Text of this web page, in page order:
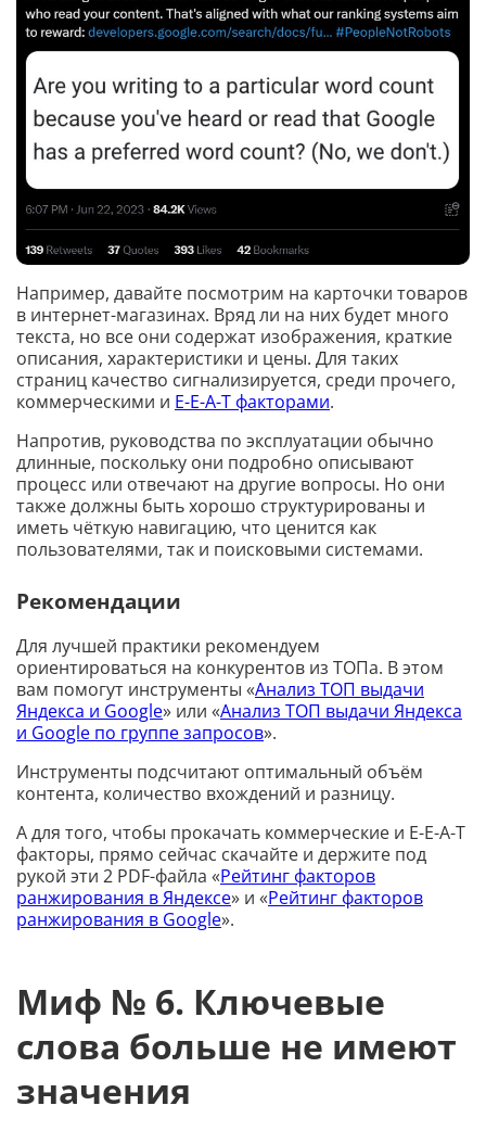
Например, давайте посмотрим на карточки товаров
в интернет-магазинах. Вряд ли на них будет много
текста, но все они содержат изображения, краткие
описания, характеристики и цены. Для таких
страниц качество сигнализируется, среди прочего,
коммерческими и E-E-A-T факторами.
Напротив, руководства по эксплуатации обычно
длинные, поскольку они подробно описывают
процесс или отвечают на другие вопросы. Но они
также должны быть хорошо структурированы и
иметь чёткую навигацию, что ценится как
пользователями, так и поисковыми системами.
Рекомендации
Для лучшей практики рекомендуем
ориентироваться на конкурентов из ТОПа. В этом
вам помогут инструменты «Анализ ТОП выдачи
Яндекса и Google» или «Анализ ТОП выдачи Яндекса
и Google по группе запросов».
Инструменты подсчитают оптимальный объём
контента, количество вхождений и разницу.
А для того, чтобы прокачать коммерческие и E-E-A-T
факторы, прямо сейчас скачайте и держите под
рукой эти 2 PDF-файла «Рейтинг факторов
ранжирования в Яндексе» и «Рейтинг факторов
ранжирования в Google».
Миф № 6. Ключевые
слова больше не имеют
значения